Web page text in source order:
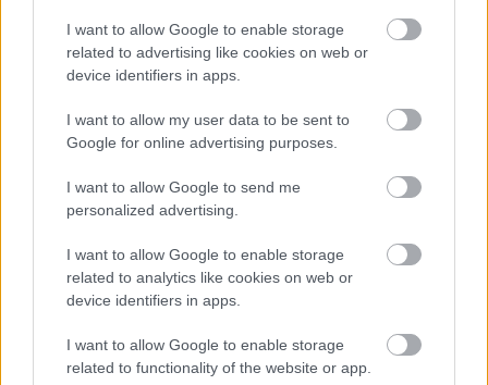
I want to allow Google to enable storage
related to advertising like cookies on web or
device identifiers in apps.
I want to allow my user data to be sent to
Google for online advertising purposes.
I want to allow Google to send me
personalized advertising.
I want to allow Google to enable storage
related to analytics like cookies on web or
device identifiers in apps.
I want to allow Google to enable storage
related to functionality of the website or app.
οδηγίες για τη χρήση της.